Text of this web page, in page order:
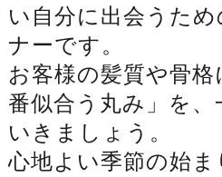
い自分に出会うため
ナーです。
お客様の髪質や骨
番似合う丸み」を、
いきましょう。
心地よい季節の始ま